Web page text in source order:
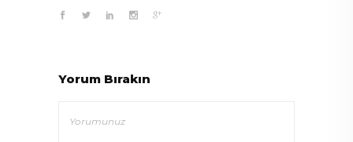
Yorum Bırakın